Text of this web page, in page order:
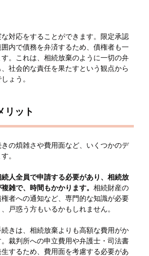
対応をすることができます。限定承認
内で債務を弁済するため、債権者も一
。これは、相続放棄のように一切の弁
社会的な責任を果たすという観点から
ょう。
リット
の煩雑さや費用面など、いくつかのデ
。
続人全員で申請する必要があり、相続放
雑で、時間もかかります。 相続財産の
者への通知など、専門的な知識が必要
戸惑う方もいるかもしれません。
きは、相続放棄よりも高額な費用がか
裁判所への申立費用や弁護士・司法書
するため、費用面を考慮する必要があ